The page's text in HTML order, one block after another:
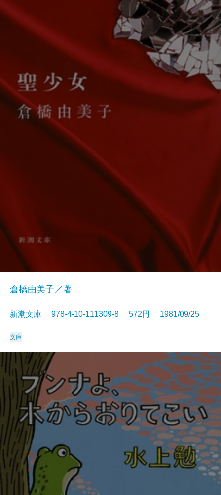
倉橋由美子／著
新潮文庫 978-4-10-111309-8 572円 1981/09/25
文庫